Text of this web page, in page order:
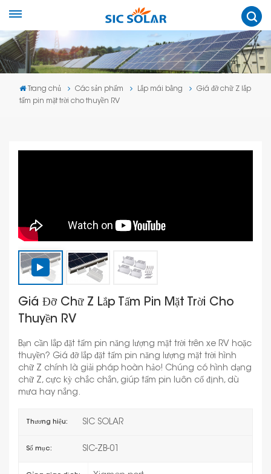
Trang chủ Các sản phẩm Lắp mái bằng
Giá đỡ chữ Z lắp
tấm pin mặt trời cho thuyền RV
Giá Đỡ Chữ Z Lắp Tấm Pin Mặt Trời Cho
Thuyền RV
Bạn cần lắp đặt tấm pin năng lượng mặt trời trên xe RV hoặc
thuyền? Giá đỡ lắp đặt tấm pin năng lượng mặt trời hình
chữ Z chính là giải pháp hoàn hảo! Chúng có hình dạng
chữ Z, cực kỳ chắc chắn, giúp tấm pin luôn cố định, dù
mưa hay nắng.
Thương hiệu: SIC SOLAR
Số mục: SIC-ZB-01